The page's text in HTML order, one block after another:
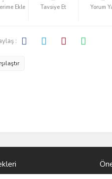
Tavsiye Et Yorum
: